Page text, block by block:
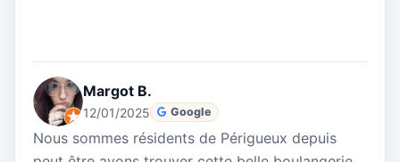
Margot B.
12/01/2025 Google
Nous sommes résidents de Périgueux depuis